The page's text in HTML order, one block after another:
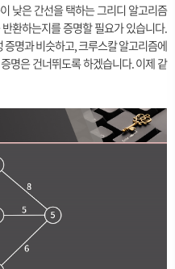
낮은 간선을 택하는 그리디 알고리즘
환하는지를 증명할 필요가 있습니다.
명과 비슷하고, 크루스칼 알고리즘에
명은 건너뛰도록 하겠습니다. 이제 같